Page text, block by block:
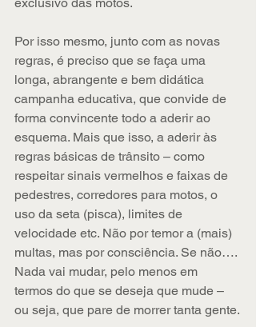
Por isso mesmo, junto com as novas
regras, é preciso que se faça uma
longa, abrangente e bem didática
campanha educativa, que convide de
forma convincente todo a aderir ao
esquema. Mais que isso, a aderir às
regras básicas de trânsito – como
respeitar sinais vermelhos e faixas de
pedestres, corredores para motos, o
uso da seta (pisca), limites de
velocidade etc. Não por temor a (mais)
multas, mas por consciência. Se não….
Nada vai mudar, pelo menos em
termos do que se deseja que mude –
ou seja, que pare de morrer tanta gente.